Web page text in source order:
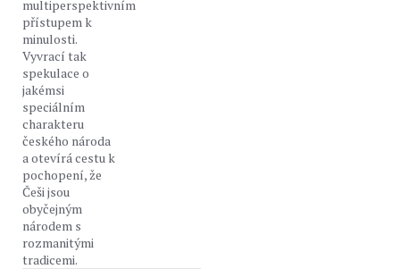
multiperspektivním
přístupem k
minulosti.
Vyvrací tak
spekulace o
jakémsi
speciálním
charakteru
českého národa
a otevírá cestu k
pochopení, že
Češi jsou
obyčejným
národem s
rozmanitými
tradicemi.